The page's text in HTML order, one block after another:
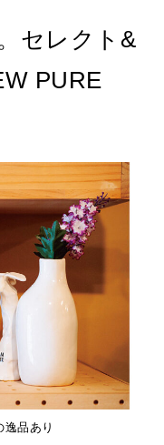
セレクト&
PURE
品あり